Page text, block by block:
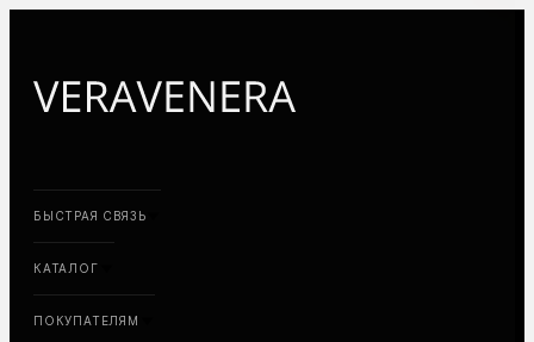
БЫСТРАЯ СВЯЗЬ
КАТАЛОГ
ПОКУПАТЕЛЯМ